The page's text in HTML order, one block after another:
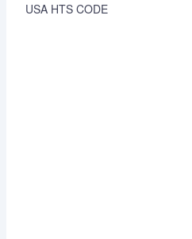
USA HTS CODE